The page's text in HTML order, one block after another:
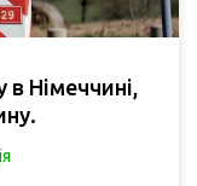
Німеччині,